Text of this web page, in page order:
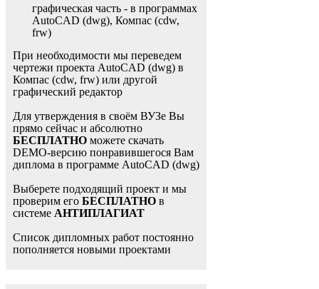
графическая часть - в программах
AutoCAD (dwg), Компас (cdw,
frw)
При необходимости мы переведем
чертежи проекта AutoCAD (dwg) в
Компас (cdw, frw) или другой
графический редактор
Для утверждения в своём ВУЗе Вы
прямо сейчас и абсолютно
БЕСПЛАТНО можете скачать
DEMO-версию понравившегося Вам
диплома в программе AutoCAD (dwg)
Выберете подходящий проект и мы
проверим его БЕСПЛАТНО в
системе АНТИПЛАГИАТ
Список дипломных работ постоянно
пополняется новыми проектами